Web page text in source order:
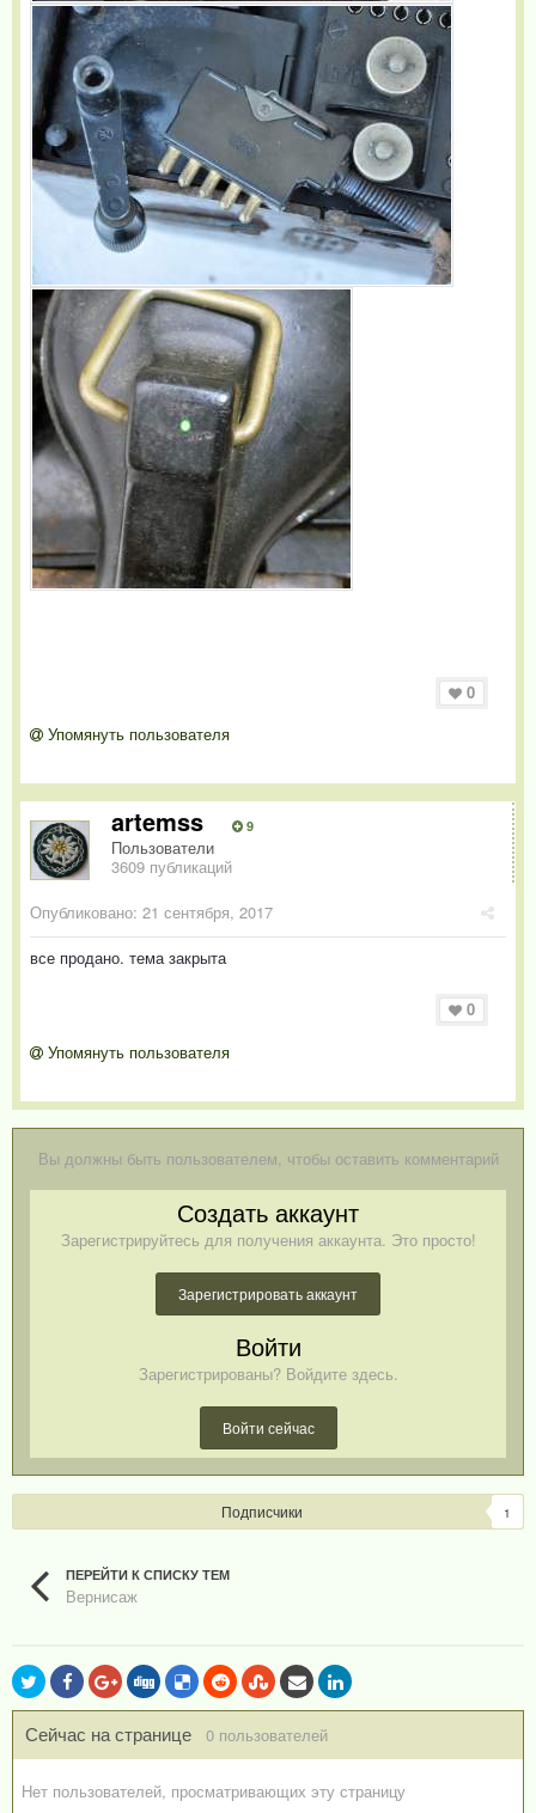
0
Упомянуть пользователя
artemss 9
Пользователи
3609 публикаций
Опубликовано: 21 сентября, 2017
все продано. тема закрыта
0
Упомянуть пользователя
Вы должны быть пользователем, чтобы оставить комментарий
Создать аккаунт
Зарегистрируйтесь для получения аккаунта. Это просто!
Зарегистрировать аккаунт
Войти
Зарегистрированы? Войдите здесь.
Войти сейчас
Подписчики 1
ПЕРЕЙТИ К СПИСКУ ТЕМ
Вернисаж
Сейчас на странице 0 пользователей
Нет пользователей, просматривающих эту страницу